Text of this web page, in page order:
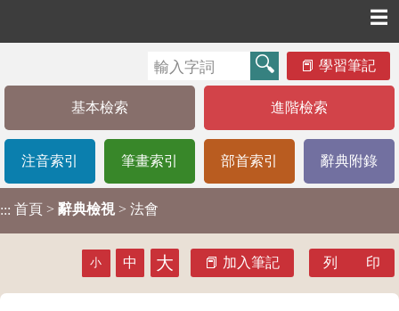
☰
學習筆記
基本檢索 進階檢索
注音索引 筆畫索引 部首索引 辭典附錄
::: 首頁 > 辭典檢視 > 法會
小 中 大 加入筆記 列 印